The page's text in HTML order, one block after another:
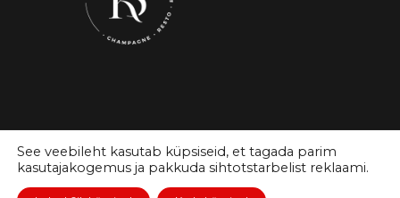
See veebileht kasutab küpsiseid, et tagada parim
kasutajakogemus ja pakkuda sihtotstarbelist reklaami.